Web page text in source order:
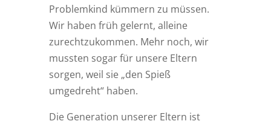
Problemkind kümmern zu müssen.
Wir haben früh gelernt, alleine
zurechtzukommen. Mehr noch, wir
mussten sogar für unsere Eltern
sorgen, weil sie „den Spieß
umgedreht“ haben.
Die Generation unserer Eltern ist